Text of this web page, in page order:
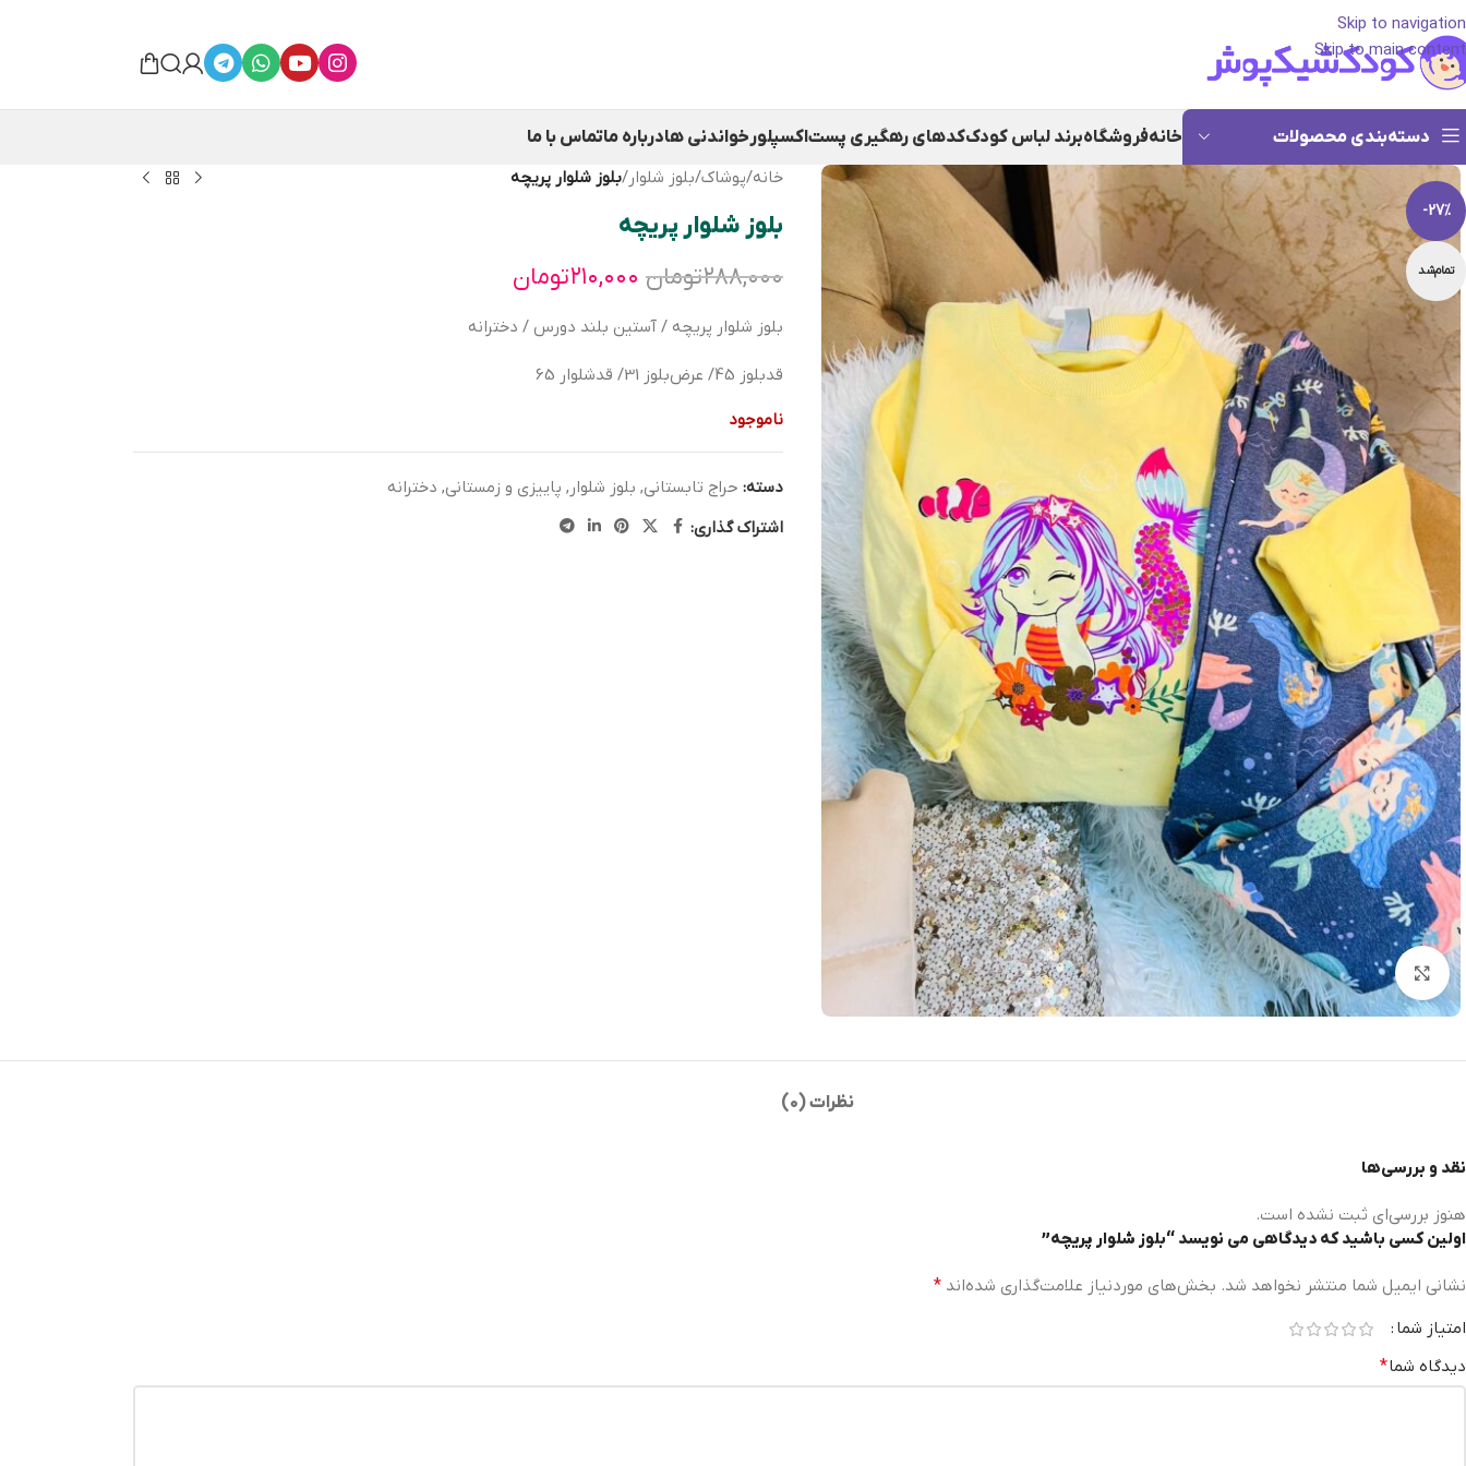
Skip to navigation
Skip to main content
دسته‌بندی محصولات خانهفروشگاهبرند لباس کودککدهای رهگیری پستاکسپلورخواندنی هادرباره ماتماس با ما
-27%
تمام‌شد
بزرگنمایی تصویر
خانه/پوشاک/بلوز شلوار/بلوز شلوار پریچه
بلوز شلوار پریچه
۲۸۸,۰۰۰تومان ۲۱۰,۰۰۰تومان
بلوز شلوار پریچه / آستین بلند دورس / دخترانه
قدبلوز 45/ عرض‌بلوز 31/ قدشلوار 65
ناموجود
دسته: حراج تابستانی, بلوز شلوار , پاییزی و زمستانی, دخترانه
اشتراک گذاری:
نظرات (0)
نقد و بررسی‌ها
هنوز بررسی‌ای ثبت نشده است.
اولین کسی باشید که دیدگاهی می نویسد “بلوز شلوار پریچه”
نشانی ایمیل شما منتشر نخواهد شد. بخش‌های موردنیاز علامت‌گذاری شده‌اند *
امتیاز شما
دیدگاه شما*